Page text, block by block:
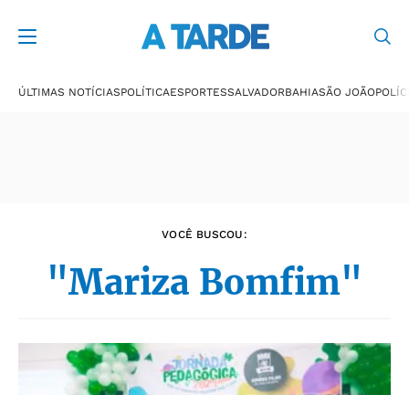
ÚLTIMAS NOTÍCIASPOLÍTICAESPORTESSALVADORBAHIASÃO JOÃO
VOCÊ BUSCOU:
"Mariza Bomfim"